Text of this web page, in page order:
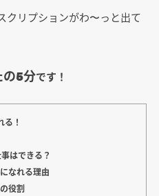
クリプションがわ〜っと出て
の5分です！
！
はできる？
なれる理由
役割